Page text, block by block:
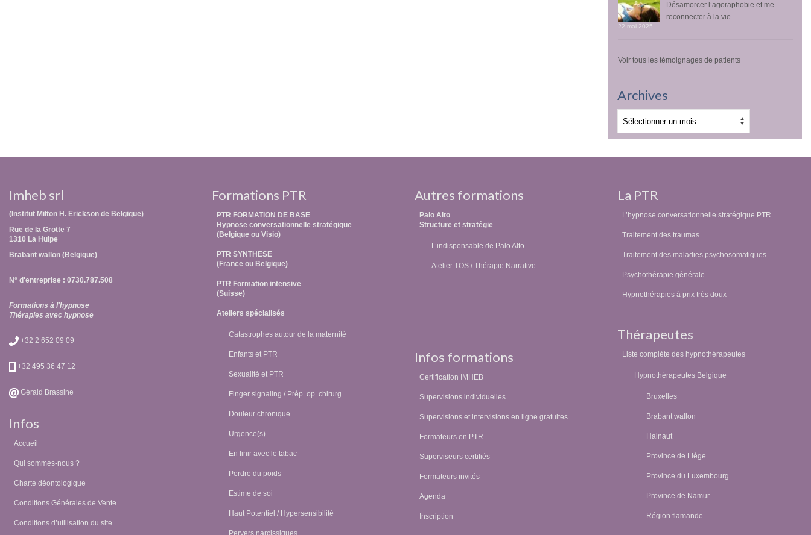
Désamorcer l’agoraphobie et me
reconnecter à la vie
22 mai 2025
Voir tous les témoignages de patients
Archives
Imheb srl
(Institut Milton H. Erickson de Belgique)
Rue de la Grotte 7
1310 La Hulpe
Brabant wallon (Belgique)
N° d'entreprise : 0730.787.508
Formations à l'hypnose
Thérapies avec hypnose
+32 2 652 09 09
+32 495 36 47 12
Gérald Brassine
Infos
Accueil
Qui sommes-nous ?
Charte déontologique
Conditions Générales de Vente
Conditions d’utilisation du site
Formations PTR
PTR FORMATION DE BASE
Hypnose conversationnelle stratégique
(Belgique ou Visio)
PTR SYNTHESE
(France ou Belgique)
PTR Formation intensive
(Suisse)
Ateliers spécialisés
Catastrophes autour de la maternité
Enfants et PTR
Sexualité et PTR
Finger signaling / Prép. op. chirurg.
Douleur chronique
Urgence(s)
En finir avec le tabac
Perdre du poids
Estime de soi
Haut Potentiel / Hypersensibilité
Pervers narcissiques
Autres formations
Palo Alto
Structure et stratégie
L’indispensable de Palo Alto
Atelier TOS / Thérapie Narrative
Infos formations
Certification IMHEB
Supervisions individuelles
Supervisions et intervisions en ligne gratuites
Formateurs en PTR
Superviseurs certifiés
Formateurs invités
Agenda
Inscription
La PTR
L’hypnose conversationnelle stratégique PTR
Traitement des traumas
Traitement des maladies psychosomatiques
Psychothérapie générale
Hypnothérapies à prix très doux
Thérapeutes
Liste complète des hypnothérapeutes
Hypnothérapeutes Belgique
Bruxelles
Brabant wallon
Hainaut
Province de Liège
Province du Luxembourg
Province de Namur
Région flamande